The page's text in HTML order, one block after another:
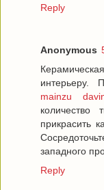
Reply
Anonymous
интерьеру.
mainzu
количество
прикрасить
западного
Reply